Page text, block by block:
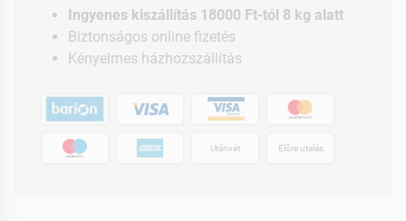
Ingyenes kiszállítás 18000 Ft-tól 8 kg alatt
Biztonságos online fizetés
Kényelmes házhozszállítás
Utánvét Előre utalás